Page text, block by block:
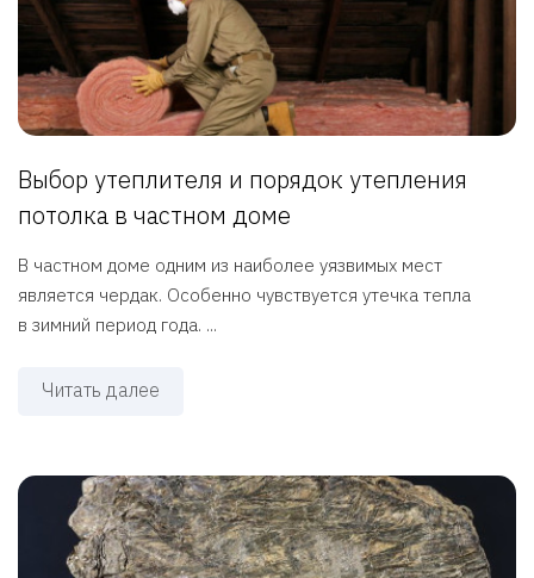
Выбор утеплителя и порядок утепления
потолка в частном доме
В частном доме одним из наиболее уязвимых мест
является чердак. Особенно чувствуется утечка тепла
в зимний период года. ...
Читать далее